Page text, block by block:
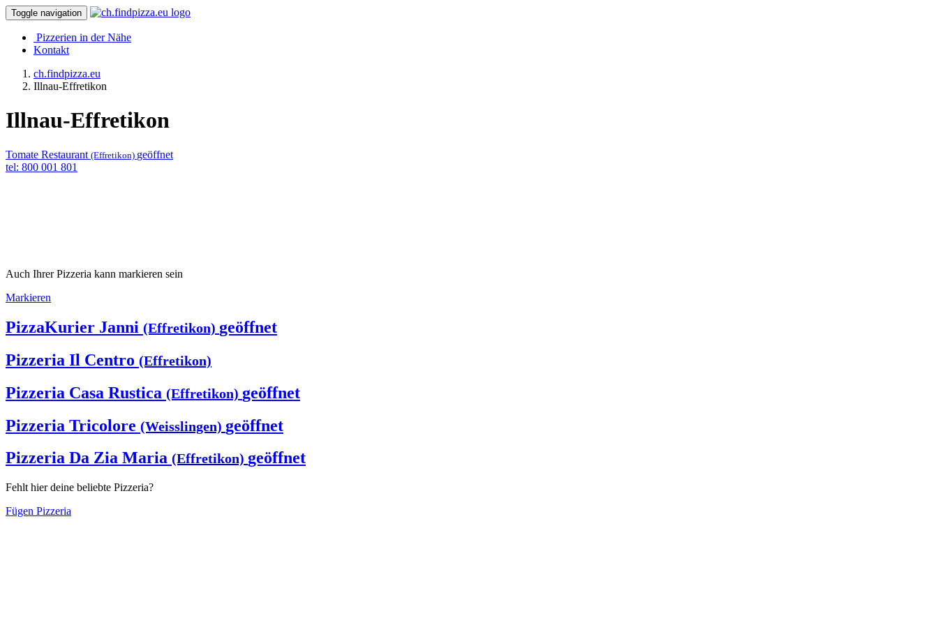
Toggle navigation
Pizzerien in der Nähe
Kontakt
ch.findpizza.eu
Illnau-Effretikon
Illnau-Effretikon
Tomate Restaurant (Effretikon) geöffnet
tel: 800 001 801
Auch Ihrer Pizzeria kann markieren sein
Markieren
PizzaKurier Janni (Effretikon) geöffnet
Pizzeria Il Centro (Effretikon)
Pizzeria Casa Rustica (Effretikon) geöffnet
Pizzeria Tricolore (Weisslingen) geöffnet
Pizzeria Da Zia Maria (Effretikon) geöffnet
Fehlt hier deine beliebte Pizzeria?
Fügen Pizzeria